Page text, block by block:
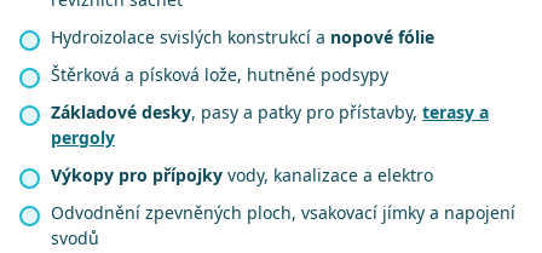
Hydroizolace svislých konstrukcí a nopové fólie
Štěrková a písková lože, hutněné podsypy
Základové desky, pasy a patky pro přístavby, terasy a
pergoly
Výkopy pro přípojky vody, kanalizace a elektro
Odvodnění zpevněných ploch, vsakovací jímky a napojení
svodů